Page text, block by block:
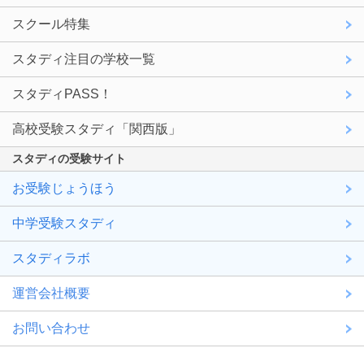
スクール特集
スタディ注目の学校一覧
スタディPASS！
高校受験スタディ「関西版」
スタディの受験サイト
お受験じょうほう
中学受験スタディ
スタディラボ
運営会社概要
お問い合わせ